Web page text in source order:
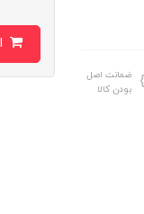
ضمانت اصل
بودن کالا